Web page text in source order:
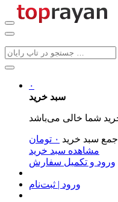
۰
سبد خرید
جمع سبد خرید ۰ تومان
مشاهده سبد خرید
ورود و تکمیل سفارش
ورود | ثبت‌نام